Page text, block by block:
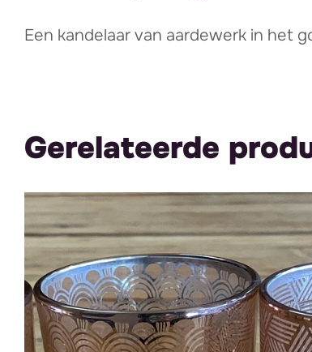
Een kandelaar van aardewerk in het
Gerelateerde